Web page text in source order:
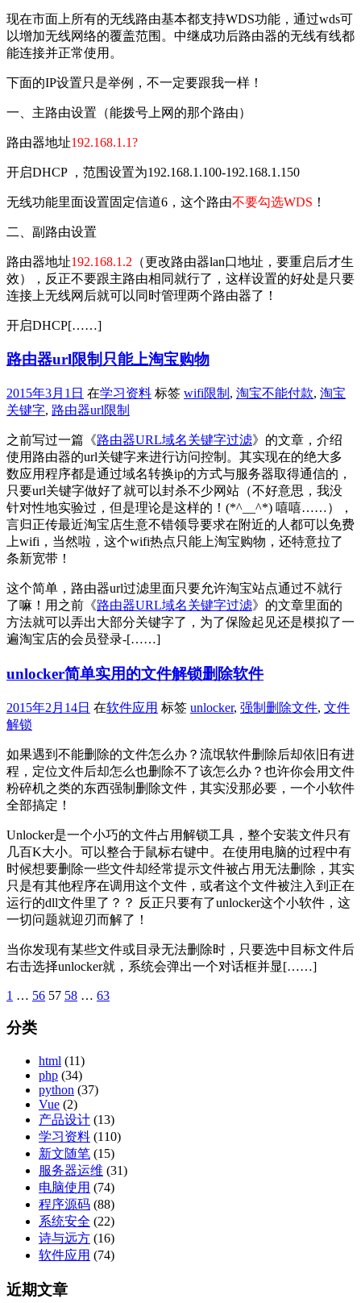
现在市面上所有的无线路由基本都支持WDS功能，通过wds可
以增加无线网络的覆盖范围。中继成功后路由器的无线有线都
能连接并正常使用。
下面的IP设置只是举例，不一定要跟我一样！
一、主路由设置（能拨号上网的那个路由）
路由器地址192.168.1.1?
开启DHCP ，范围设置为192.168.1.100-192.168.1.150
无线功能里面设置固定信道6，这个路由不要勾选WDS ！
二、副路由设置
路由器地址192.168.1.2 （更改路由器lan口地址，要重启后才生
效）
，反正不要跟主路由相同就行了，这样设置的好处是只要
连接上无线网后就可以同时管理两个路由器了！
开启DHCP[……]
路由器url限制只能上淘宝购物
2015年3月1日 在学习资料 标签 wifi限制 , 淘宝不能付款, 淘宝
关键字, 路由器url限制
之前写过一篇《路由器URL域名关键字过滤》的文章，介绍
使用路由器的url关键字来进行访问控制。其实现在的绝大多
数应用程序都是通过域名转换ip的方式与服务器取得通信的，
只要url关键字做好了就可以封杀不少网站（不好意思，我没
针对性地实验过，但是理论是这样的！(*^__^*) 嘻嘻……），
言归正传最近淘宝店生意不错领导要求在附近的人都可以免费
上wifi，当然啦，这个wifi热点只能上淘宝购物，还特意拉了
条新宽带！
这个简单，路由器url过滤里面只要允许淘宝站点通过不就行
了嘛！用之前《路由器URL域名关键字过滤》的文章里面的
方法就可以弄出大部分关键字了，为了保险起见还是模拟了一
遍淘宝店的会员登录-[……]
unlocker简单实用的文件解锁删除软件
2015年2月14日 在软件应用 标签 unlocker, 强制删除文件, 文件
解锁
如果遇到不能删除的文件怎么办？流氓软件删除后却依旧有进
程，定位文件后却怎么也删除不了该怎么办？也许你会用文件
粉碎机之类的东西强制删除文件，其实没那必要，一个小软件
全部搞定！
Unlocker是一个小巧的文件占用解锁工具，整个安装文件只有
几百K大小。可以整合于鼠标右键中。在使用电脑的过程中有
时候想要删除一些文件却经常提示文件被占用无法删除，其实
只是有其他程序在调用这个文件，或者这个文件被注入到正在
运行的dll文件里了？？ 反正只要有了unlocker这个小软件，这
一切问题就迎刃而解了！
当你发现有某些文件或目录无法删除时，只要选中目标文件后
右击选择unlocker就，系统会弹出一个对话框并显[……]
文
章
1 … 56 57 58 … 63
分类
html (11)
php (34)
python (37)
Vue (2)
产品设计 (13)
学习资料 (110)
新文随笔 (15)
服务器运维 (31)
电脑使用 (74)
程序源码 (88)
系统安全 (22)
诗与远方 (16)
软件应用 (74)
近期文章